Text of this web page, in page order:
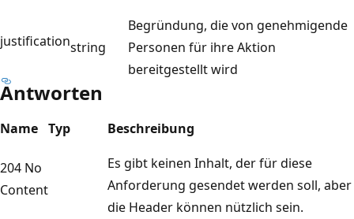
justificationstring
Begründung, die von genehmigende
Personen für ihre Aktion
bereitgestellt wird
Antworten
Name Typ Beschreibung
204 No
Content
Es gibt keinen Inhalt, der für diese
Anforderung gesendet werden soll, aber
die Header können nützlich sein.